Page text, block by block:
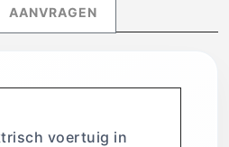
AANVRAGEN
voertuig in